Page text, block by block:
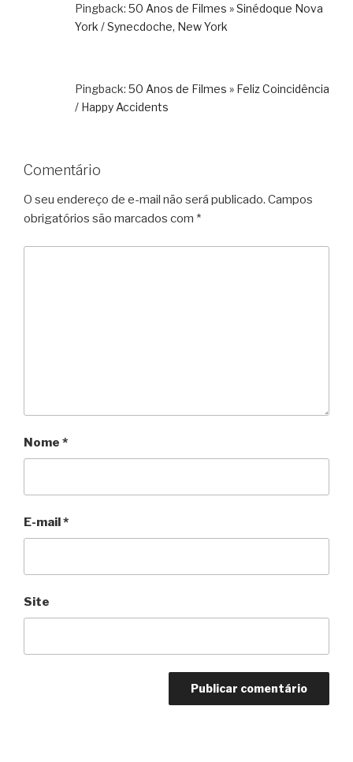
Pingback: 50 Anos de Filmes » Sinédoque Nova
York / Synecdoche, New York
Pingback: 50 Anos de Filmes » Feliz Coincidência
/ Happy Accidents
Comentário
O seu endereço de e-mail não será publicado. Campos
obrigatórios são marcados com *
Nome *
E-mail*
Site